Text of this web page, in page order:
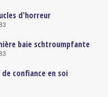
d'horreur
baie schtroumpfante
de confiance en soi